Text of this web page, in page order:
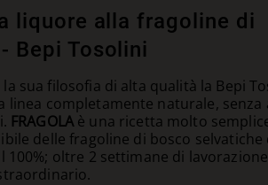
liquore alla fragoline di
Bepi Tosolini
la sua filosofia di alta qualità la Bepi
linea completamente naturale,
FRAGOLAè una ricetta molto
delle fragoline di bosco
100%; oltre 2 settimane di